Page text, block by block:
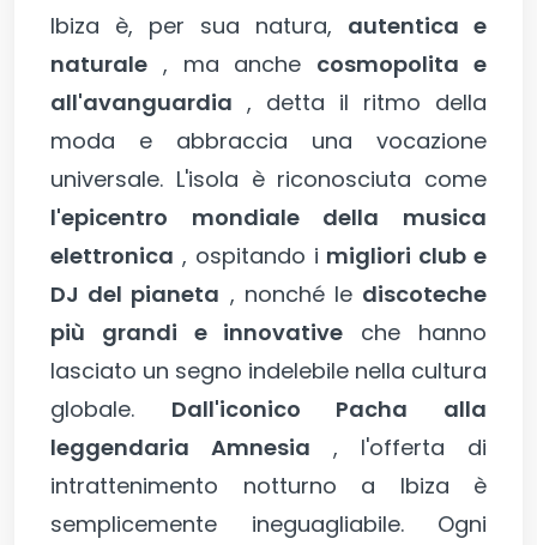
Ibiza è, per sua natura, autentica e
naturale , ma anche cosmopolita e
all'avanguardia , detta il ritmo della
moda e abbraccia una vocazione
universale. L'isola è riconosciuta come
l'epicentro mondiale della musica
elettronica , ospitando i migliori club e
DJ del pianeta , nonché le discoteche
più grandi e innovative che hanno
lasciato un segno indelebile nella cultura
globale. Dall'iconico Pacha alla
leggendaria Amnesia , l'offerta di
intrattenimento notturno a Ibiza è
semplicemente ineguagliabile. Ogni